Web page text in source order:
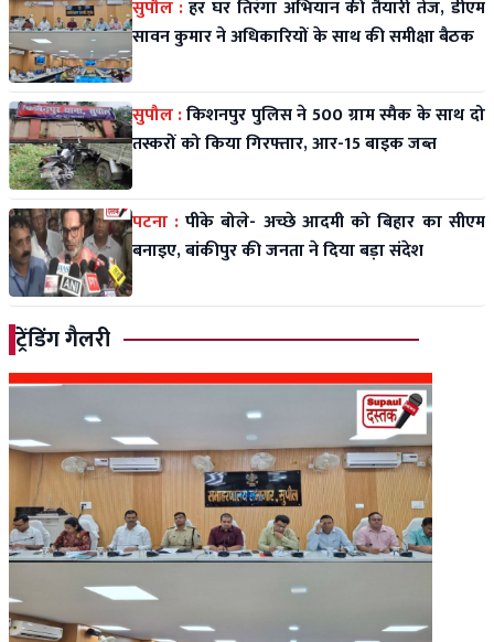
सुपौल :हर घर तिरंगा अभियान की तैयारी तेज, डीएम
सावन कुमार ने अधिकारियों के साथ की समीक्षा बैठक
सुपौल :किशनपुर पुलिस ने 500 ग्राम स्मैक के साथ दो
तस्करों को किया गिरफ्तार, आर-15 बाइक जब्त
पटना : पीके बोले- अच्छे आदमी को बिहार का सीएम
बनाइए, बांकीपुर की जनता ने दिया बड़ा संदेश
ट्रेंडिंग गैलरी